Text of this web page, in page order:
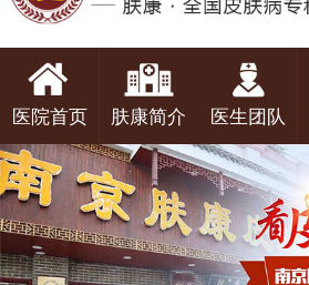
医院首页 肤康简介 医生团队